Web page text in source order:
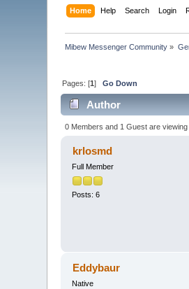
Home Help Search Login
Mibew Messenger Community »
Pages: [1]Go Down
Author
0 Members and 1 Guest are viewing
krlosmd
Full Member
Posts: 6
Eddybaur
Native